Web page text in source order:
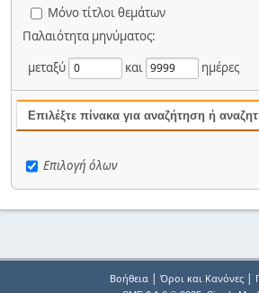
Μόνο τίτλοι θεμάτων
Παλαιότητα μηνύματος:
μεταξύ
και ημέρες
Επιλέξτε πίνακα για αναζήτηση ή
Επιλογή όλων
Βοήθεια| Όροι και Κανόνες|